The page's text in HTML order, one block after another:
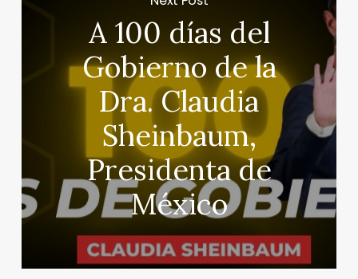
A 100 días del
Gobierno de la
Dra. Claudia
Sheinbaum,
Presidenta de
México